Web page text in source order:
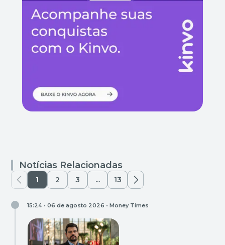
Notícias Relacionadas
1 2 3 ... 13
15:24 • 06 de agosto 2026 • Money Times